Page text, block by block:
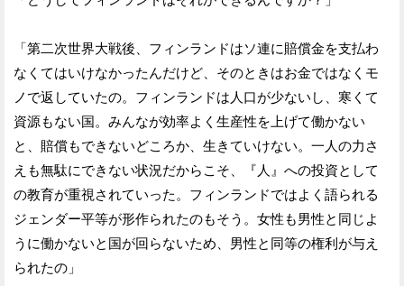
「第二次世界大戦後、フィンランドはソ連に賠償金を支払わ
なくてはいけなかったんだけど、そのときはお金ではなくモ
ノで返していたの。フィンランドは人口が少ないし、寒くて
資源もない国。みんなが効率よく生産性を上げて働かない
と、賠償もできないどころか、生きていけない。一人の力さ
えも無駄にできない状況だからこそ、『人』への投資として
の教育が重視されていった。フィンランドではよく語られる
ジェンダー平等が形作られたのもそう。女性も男性と同じよ
うに働かないと国が回らないため、男性と同等の権利が与え
られたの」